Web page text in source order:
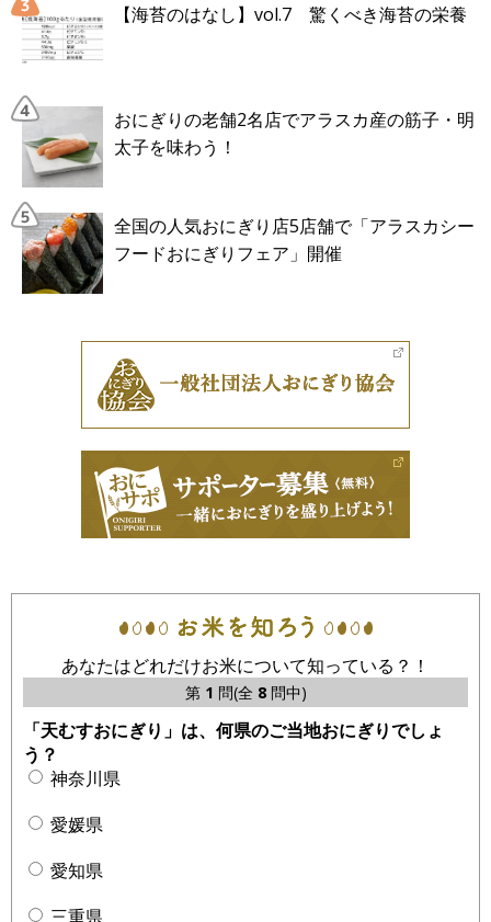
【海苔のはなし】vol.7 驚くべき海苔の栄養
おにぎりの老舗2名店でアラスカ産の筋子・明
太子を味わう！
全国の人気おにぎり店5店舗で「アラスカシー
フードおにぎりフェア」開催
あなたはどれだけお米について知っている？！
第 1 問(全 8問中)
「天むすおにぎり」は、何県のご当地おにぎりでしょ
う？
神奈川県
愛媛県
愛知県
三重県